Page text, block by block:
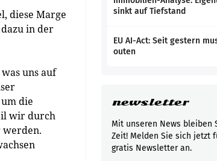
diese Marge
in der
uns auf
die
wir durch
werden.
sinkt auf Tiefstand
EU AI-Act: Seit gestern
outen
newsletter
Mit unseren News bleiben
Zeit! Melden Sie sich jetzt
gratis Newsletter an.